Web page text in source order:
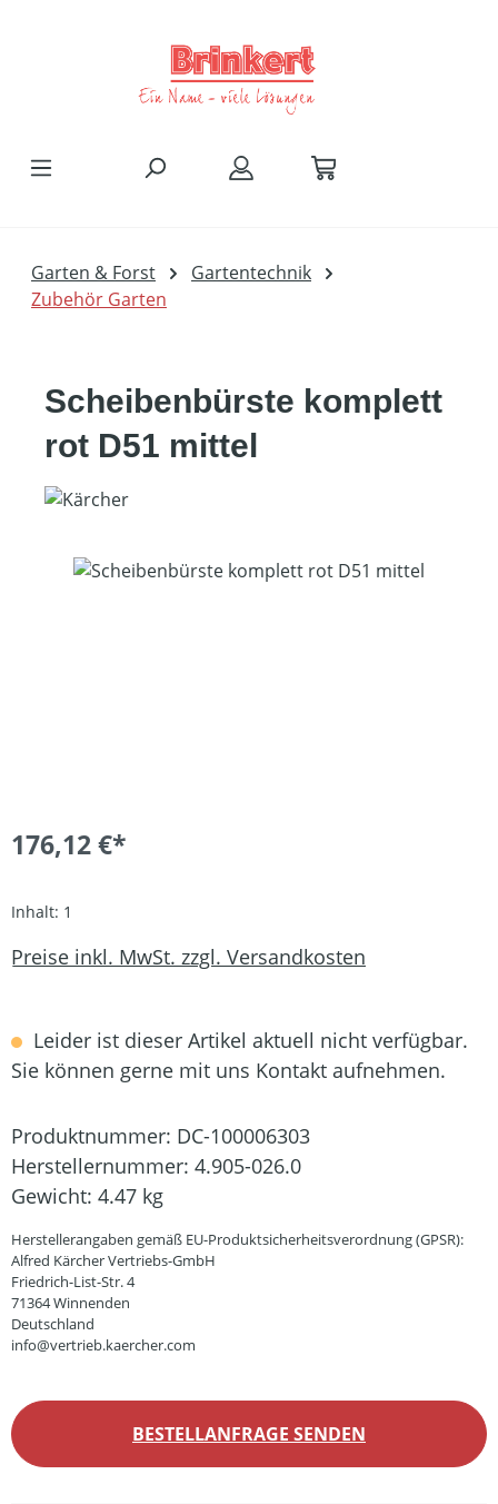
Garten & Forst
Gartentechnik
Zubehör Garten
Scheibenbürste komplett
rot D51 mittel
Bildergalerie überspringen
176,12 €*
Inhalt: 1
Preise inkl. MwSt. zzgl. Versandkosten
Leider ist dieser Artikel aktuell nicht verfügbar.
Sie können gerne mit uns Kontakt aufnehmen.
Produktnummer: DC-100006303
Herstellernummer: 4.905-026.0
Gewicht: 4.47 kg
Herstellerangaben gemäß EU-Produktsicherheitsverordnung (GPSR):
Alfred Kärcher Vertriebs-GmbH
Friedrich-List-Str. 4
71364 Winnenden
Deutschland
info@vertrieb.kaercher.com
BESTELLANFRAGE SENDEN